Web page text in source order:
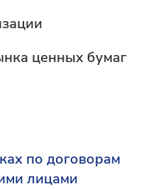
ценных бумаг
по договорам
лицами